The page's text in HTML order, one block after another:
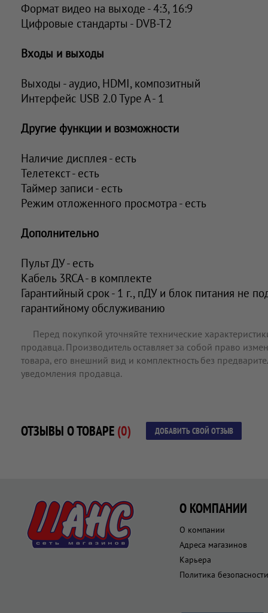
Формат видео на выходе - 4:3, 16:9
Цифровые стандарты - DVB-T2
Входы и выходы
Выходы - аудио, HDMI, композитный
Интерфейс USB 2.0 Type A - 1
Другие функции и возможности
Наличие дисплея - есть
Телетекст - есть
Таймер записи - есть
Режим отложенного просмотра - есть
Дополнительно
Пульт ДУ - есть
Кабель 3RCA - в комплекте
Гарантийный срок - 1 г., пДУ и блок питания не
гарантийному обслуживанию
Перед покупкой уточняйте технические
продавца. Производитель оставляет за собой право
товара, его внешний вид и комплектность без
уведомления продавца.
ОТЗЫВЫ О ТОВАРЕ (0) ДОБАВИТЬ СВОЙ ОТЗЫВ
О КОМПАНИИ
О компании
Адреса магазинов
Карьера
Политика безопасности